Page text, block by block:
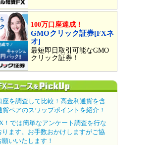
100万口座達成！
GMOクリック証券[FXネ
オ]
最短即日取引可能なGMO
クリック証券！
座を調査して比較！高金利通貨を含
貨ペアのスワップポイントを紹介！
！では簡単なアンケート調査を行な
ります。お手数おかけしますがご協
願いいたします！